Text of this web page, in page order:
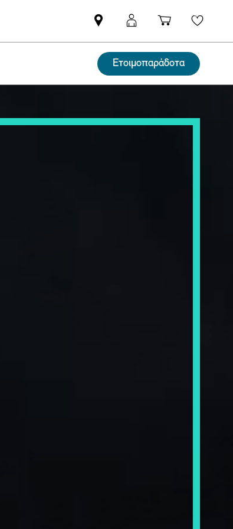
Βρείτε
Επίσημο
Έμπορο
MINI
ΜΙΝΙ
Αpp
login
Καλάθι
αγορών
Ετοιμοπαράδοτα